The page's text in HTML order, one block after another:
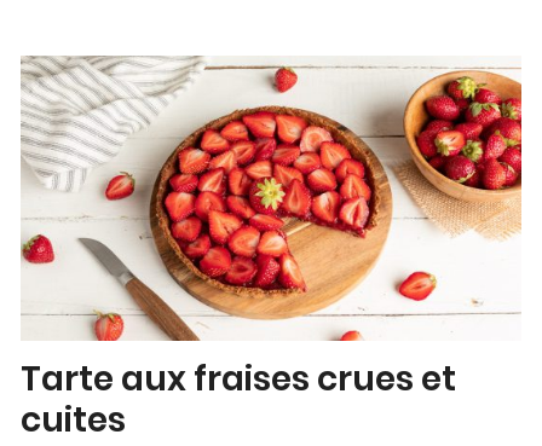
Tarte aux fraises crues et
cuites